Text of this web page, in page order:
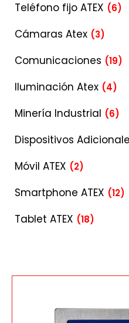
Teléfono fijo ATEX (6)
Cámaras Atex (3)
Comunicaciones (19)
Iluminación Atex (4)
Minería Industrial (6)
Dispositivos
Móvil ATEX (2)
Smartphone ATEX (12)
Tablet ATEX (18)